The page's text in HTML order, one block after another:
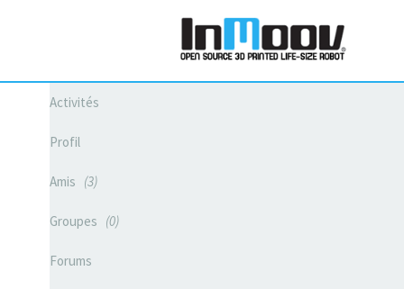
Activités
Profil
Amis 3
Groupes 0
Forums